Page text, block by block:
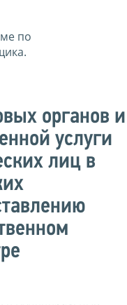
по
органов и
услуги
лиц в